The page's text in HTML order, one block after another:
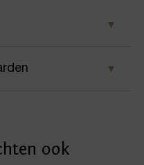
bestellingen geldt bij
ook